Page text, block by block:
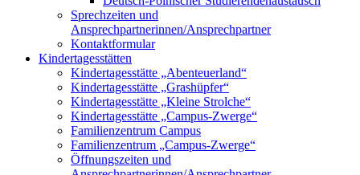
Sprechzeiten und
Ansprechpartnerinnen/Ansprechpartner
Kontaktformular
Kindertagesstätten
Kindertagesstätte „Abenteuerland“
Kindertagesstätte „Grashüpfer“
Kindertagesstätte „Kleine Strolche“
Kindertagesstätte „Campus-Zwerge“
Familienzentrum Campus
Familienzentrum „Campus-Zwerge“
Öffnungszeiten und